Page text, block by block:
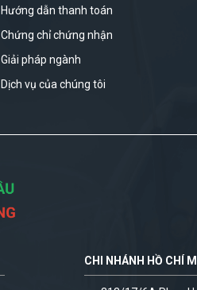
Hướng dẫn thanh toán
Chứng chỉ chứng nhận
Giải pháp ngành
Dịch vụ của chúng tôi
CHI NHÁNH HỒ CHÍ